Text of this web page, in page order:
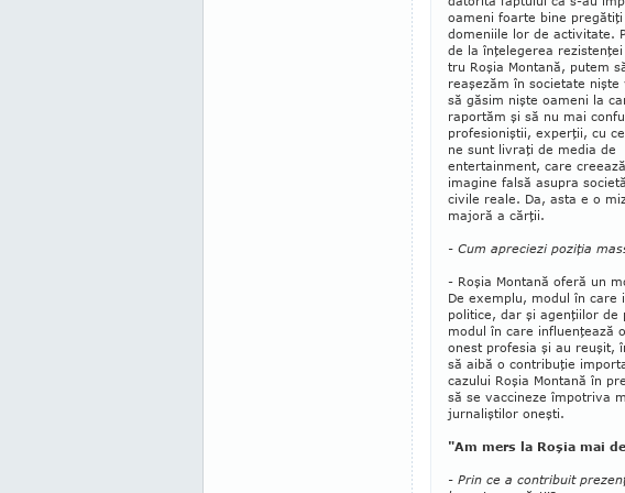
oameni foar­te bine pregătiţi
domeniile lor de acti­vitate.
de la înţelegerea
tru Ro­şia Mon­ta­nă, putem
reaşezăm în societate nişte
să gă­sim nişte oameni la
raportăm şi să nu mai
profesioniştii, experţii, cu
ne sunt livraţi de media de
entertainment, care
ima­gi­ne falsă asupra
civile reale. Da, asta e o
majoră a cărţii.
- Cum apreciezi poziţia
- Roşia Montană oferă un
De exemplu, modul în care
politice, dar şi agenţiilor de
modul în care influenţează
onest profesia şi au reuşit,
să aibă o contribuţie
cazului Roşia Montană în
să se vaccineze îm­potriva
jurnaliştilor oneşti.
"Am mers la Roşia mai
- Prin ce a contribuit